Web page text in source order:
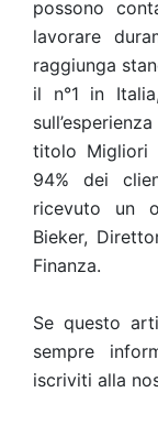
possono
lavorare
raggiunga
il n°1 in
titolo Migliori
94% dei
ricevuto un
Bieker,
Finanza.
Se questo
sempre
iscriviti alla